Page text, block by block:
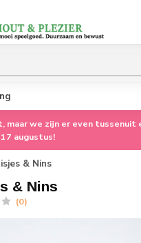
maar we zijn er even tussenuit
augustus!
& Nins
& Nins
(0)